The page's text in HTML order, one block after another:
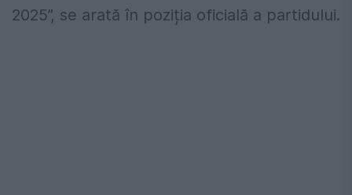
2025”, se arată în poziția oficială a partidului.